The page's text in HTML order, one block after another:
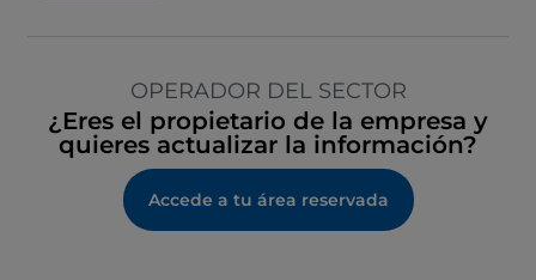
OPERADOR DEL SECTOR
¿Eres el propietario de la empresa y
quieres actualizar la información?
Accede a tu área reservada